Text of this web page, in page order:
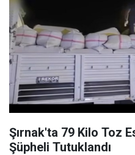
Şırnak'ta 79 Kilo Toz
Şüpheli Tutuklandı